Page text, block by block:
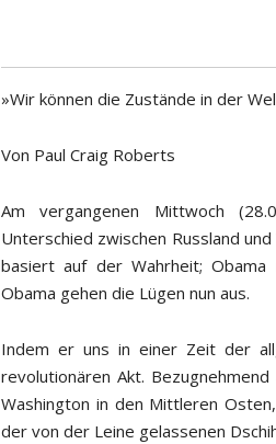
»Wir können die Zustände in der
Von Paul Craig Roberts
Am vergangenen Mittwoch
Unterschied zwischen Russland
basiert auf der Wahrheit;
Obama gehen die Lügen nun aus.
Indem er uns in einer Zeit der
revolutionären Akt.
Washington in den Mittleren
der von der Leine gelassenen